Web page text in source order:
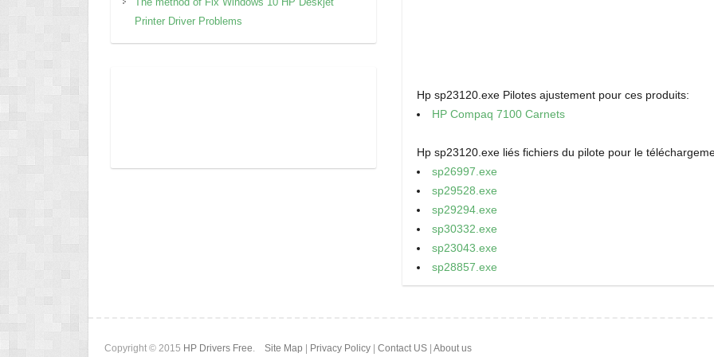
Hp sp23120.exe Pilotes ajustement pour ces produits:
HP Compaq 7100 Carnets
Hp sp23120.exe liés fichiers du pilote pour le
sp26997.exe
sp29528.exe
sp29294.exe
sp30332.exe
sp23043.exe
sp28857.exe
Printer Driver Problems
Copyright © 2015 HP Drivers Free. Site Map Privacy Policy Contact US About us